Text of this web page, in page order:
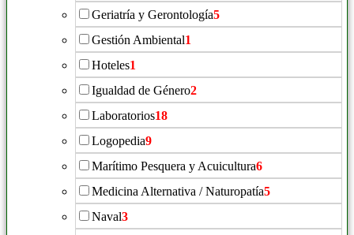
Geriatría y Gerontología5
Gestión Ambiental1
Hoteles1
Igualdad de Género2
Laboratorios18
Logopedia9
Marítimo Pesquera y Acuicultura6
Medicina Alternativa / Naturopatía5
Naval3